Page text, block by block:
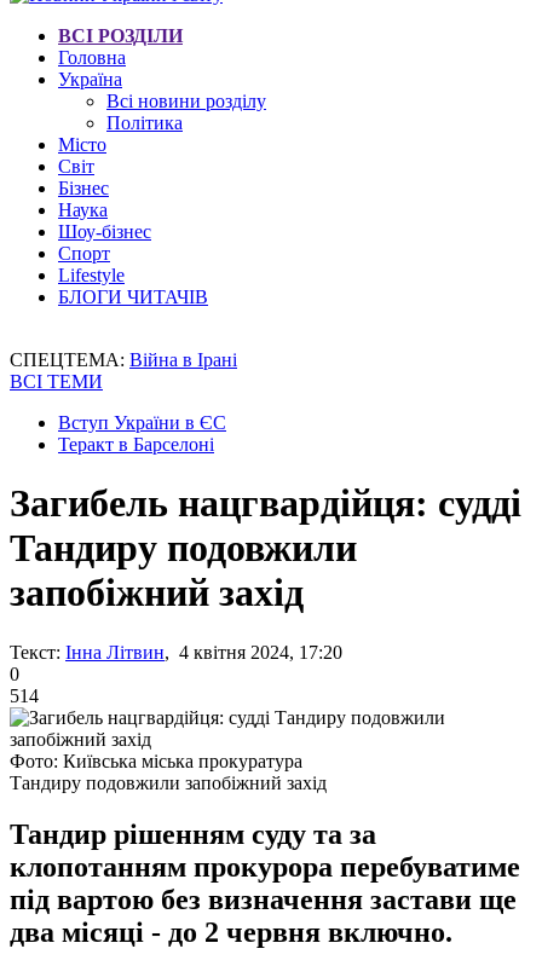
ВСІ РОЗДІЛИ
Головна
Україна
Всі новини розділу
Політика
Місто
Світ
Бізнес
Наука
Шоу-бізнес
Спорт
Lifestyle
БЛОГИ ЧИТАЧІВ
СПЕЦТЕМА: Війна в Ірані
ВСІ ТЕМИ
Вступ України в ЄС
Теракт в Барселоні
Загибель нацгвардійця: судді
Тандиру подовжили
запобіжний захід
Текст: Інна Літвин, 4 квітня 2024, 17:20
0
514
Фото: Київська міська прокуратура
Тандиру подовжили запобіжний захід
Тандир рішенням суду та за
клопотанням прокурора перебуватиме
під вартою без визначення застави ще
два місяці - до 2 червня включно.